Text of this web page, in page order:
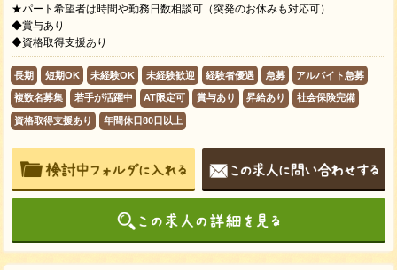
★パート希望者は時間や勤務日数相談可（突発のお休みも対応可）
◆賞与あり
◆資格取得支援あり
長期 短期OK 未経験OK 未経験歓迎 経験者優遇 急募 アルバイト急募
複数名募集 若手が活躍中 AT限定可 賞与あり 昇給あり 社会保険完備
資格取得支援あり 年間休日80日以上